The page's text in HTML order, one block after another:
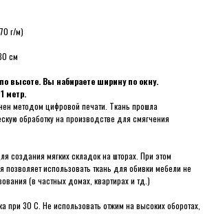
г/м)
см
высоте. Вы набираете ширину по окну.
метр.
методом цифровой печати. Ткань прошла
обработку на производстве для смягчения
создания мягких складок на шторах. При этом
позволяет использовать ткань для обивки мебели не
(в частных домах, квартирах и тд.)
при 30 С. Не использовать отжим на высоких оборотах,